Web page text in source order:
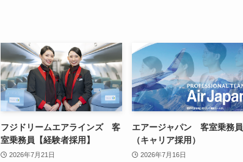
フジドリームエアラインズ 客
室乗務員【経験者採用】
2026年7月21日
エアージャパン 客室乗務員
（キャリア採用）
2026年7月16日